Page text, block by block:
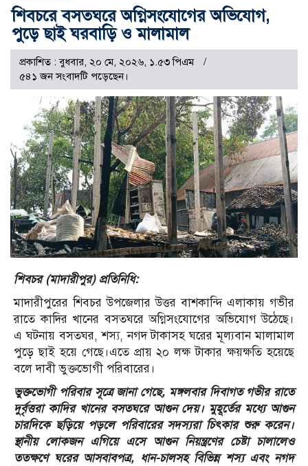
শিবচরে বসতঘরে অগ্নিসংযোগের অভিযোগ,
পুড়ে ছাই ঘরবাড়ি ও মালামাল
প্রকাশিত : বুধবার, ২০ মে, ২০২৬, ১.৫৩ পিএম
৫৪১ জন সংবাদটি পড়েছেন।
শিবচর (মাদারীপুর) প্রতিনিধি:
মাদারীপুরের শিবচর উপজেলার উত্তর বাশকান্দি এলাকায় গভীর
রাতে কাদির খানের বসতঘরে অগ্নিসংযোগের অভিযোগ উঠেছে।
এ ঘটনায় বসতঘর, শস্য, নগদ টাকাসহ ঘরের মূল্যবান মালামাল
পুড়ে ছাই হয়ে গেছে।এতে প্রায় ২০ লক্ষ টাকার ক্ষয়ক্ষতি হয়েছে
বলে দাবী ভুক্তভোগী পরিবারের।
ভুক্তভোগী পরিবার সূত্রে জানা গেছে, মঙ্গলবার দিবাগত গভীর রাতে
দুর্বৃত্তরা কাদির খানের বসতঘরে আগুন দেয়। মুহূর্তের মধ্যে আগুন
চারদিকে ছড়িয়ে পড়লে পরিবারের সদস্যরা চিৎকার শুরু করেন।
স্থানীয় লোকজন এগিয়ে এসে আগুন নিয়ন্ত্রণের চেষ্টা চালালেও
ততক্ষণে ঘরের আসবাবপত্র, ধান-চালসহ বিভিন্ন শস্য এবং নগদ